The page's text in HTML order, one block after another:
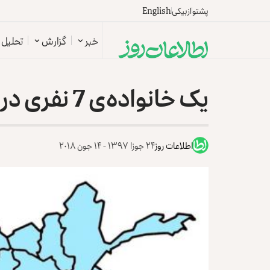
پشتوازبیکیEnglish
خبر گزارش تحلیل
یک خانواده‌ی 7 نفری در ننگرهار تیرباران شد
اطلاعات روز۲۴ جوزا ۱۳۹۷ - ۱۴ جون ۲۰۱۸